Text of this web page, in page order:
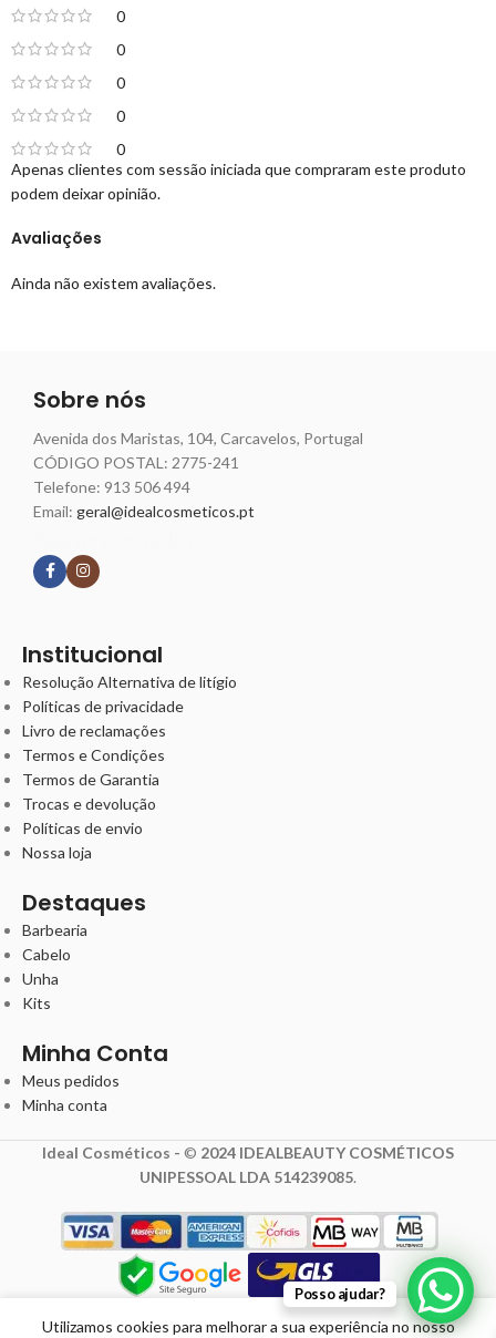
0
0
0
0
0
Avaliações
Ainda não existem avaliações.
Apenas clientes com sessão iniciada que compraram este produto
podem deixar opinião.
Sobre nós
Avenida dos Maristas, 104, Carcavelos, Portugal
CÓDIGO POSTAL: 2775-241
Telefone: 913 506 494
Email: geral@idealcosmeticos.pt
Institucional
Resolução Alternativa de litígio
Políticas de privacidade
Livro de reclamações
Termos e Condições
Termos de Garantia
Trocas e devolução
Políticas de envio
Nossa loja
Destaques
Barbearia
Cabelo
Unha
Kits
Minha Conta
Meus pedidos
Minha conta
Ideal Cosméticos - © 2024 IDEALBEAUTY COSMÉTICOS
UNIPESSOAL LDA 514239085.
Utilizamos cookies para melhorar a sua experiência no nosso
Posso ajudar?